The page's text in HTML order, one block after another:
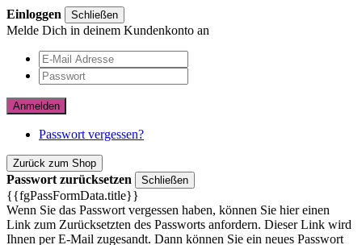
Einloggen Schließen
Melde Dich in deinem Kundenkonto an
Anmelden
Passwort vergessen?
Zurück zum Shop
Passwort zurücksetzen Schließen
{{fgPassFormData.title}}
Wenn Sie das Passwort vergessen haben, können Sie hier einen
Link zum Zurücksetzten des Passworts anfordern. Dieser Link wird
Ihnen per E-Mail zugesandt. Dann können Sie ein neues Passwort